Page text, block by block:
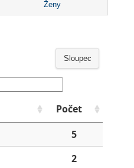
Ženy
Sloupec
Počet
5
2